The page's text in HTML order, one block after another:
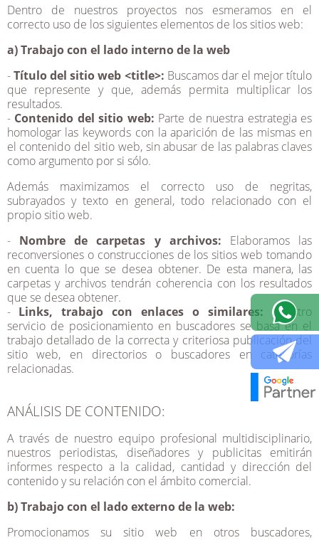
Dentro de nuestros proyectos nos esmeramos en el
correcto uso de los siguientes elementos de los sitios web:
a) Trabajo con el lado interno de la web
-Título del sitio web <title>: Buscamos dar el mejor título
que represente y que, además permita multiplicar los
resultados.
- Contenido del sitio web: Parte de nuestra estrategia es
homologar las keywords con la aparición de las mismas en
el contenido del sitio web, sin abusar de las palabras claves
como argumento por si sólo.
Además maximizamos el correcto uso de negritas,
subrayados y texto en general, todo relacionado con el
propio sitio web.
- Nombre de carpetas y archivos: Elaboramos las
reconversiones o construcciones de los sitios web tomando
en cuenta lo que se desea obtener. De esta manera, las
carpetas y archivos tendrán coherencia con los resultados
que se desea obtener.
- Links, trabajo con enlaces o similares: Nuestro
servicio de posicionamiento en buscadores se basa en el
trabajo detallado de la correcta y criteriosa publicación del
sitio web, en directorios o buscadores en categorías
relacionadas.
ANÁLISIS DE CONTENIDO:
A través de nuestro equipo profesional multidisciplinario,
nuestros periodistas, diseñadores y publicitas emitirán
informes respecto a la calidad, cantidad y dirección del
contenido y su relación con el ámbito comercial.
b) Trabajo con el lado externo de la web:
Promocionamos su sitio web en otros buscadores,